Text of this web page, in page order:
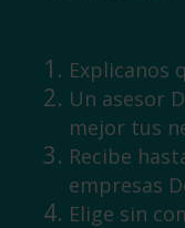
Explicanos
Un asesor
mejor tus
Recibe
empresas
Elige sin